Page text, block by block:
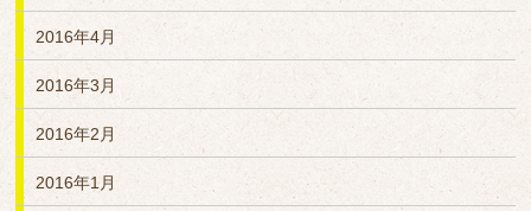
2016年4月
2016年3月
2016年2月
2016年1月